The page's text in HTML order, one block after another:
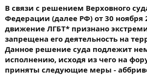
В связи с решением Верховного
Федерации (далее РФ) от 30 ноября
движение ЛГБТ* признано
запрещена его деятельность на
Данное решение суда подлежит
исполнению, исходя из чего на
приняты следующие меры -